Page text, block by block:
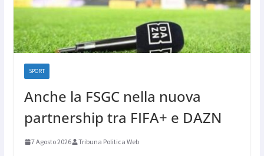
SPORT
Anche la FSGC nella nuova
partnership tra FIFA+ e DAZN
7 Agosto 2026 Tribuna Politica Web